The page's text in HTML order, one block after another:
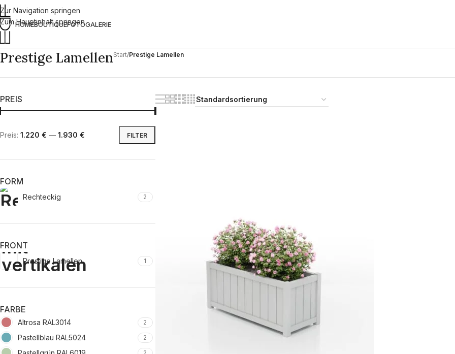
Zur Navigation springen
Zum Hauptinhalt springen
HOMEBOUTIQUEFOTOGALERIE
Prestige LamellenStart/Prestige Lamellen
PREIS
FILTER
Preis: 1.220 € — 1.930 €
FORM
Rechteckig 2
FRONT
Prestige Lamellen 1
FARBE
Altrosa RAL3014 2
Pastellblau RAL5024 2
2